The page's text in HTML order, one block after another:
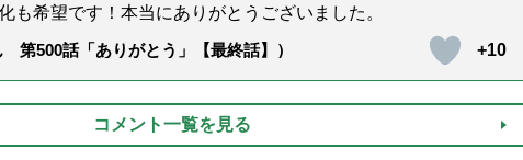
も希望です！本当にありがとうございました。
第500話「ありがとう」【最終話】）
+10
コメント一覧を見る